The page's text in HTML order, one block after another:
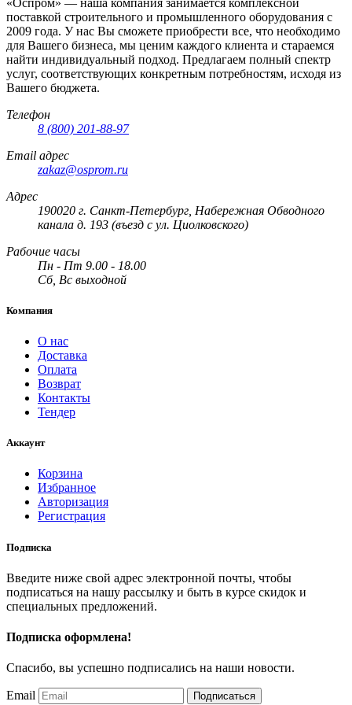
поставкой строительного и промышленного оборудования с
2009 года. У нас Вы сможете приобрести все, что необходимо
для Вашего бизнеса, мы ценим каждого клиента и стараемся
найти индивидуальный подход. Предлагаем полный спектр
услуг, соответствующих конкретным потребностям, исходя из
Вашего бюджета.
Телефон
8 (800) 201-88-97
Email адрес
zakaz@osprom.ru
Адрес
190020 г. Санкт-Петербург, Набережная Обводного
канала д. 193 (въезд с ул. Циолковского)
Рабочие часы
Пн - Пт 9.00 - 18.00
Сб, Вс выходной
Компания
О нас
Доставка
Оплата
Возврат
Контакты
Тендер
Аккаунт
Корзина
Избранное
Авторизация
Регистрация
Подписка
Введите ниже свой адрес электронной почты, чтобы
подписаться на нашу рассылку и быть в курсе скидок и
специальных предложений.
Подписка оформлена!
Спасибо, вы успешно подписались на наши новости.
Email Подписаться